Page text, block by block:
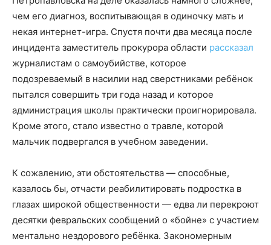
чем его диагноз, воспитывающая в одиночку мать и
некая интернет-игра. Спустя почти два месяца после
инцидента заместитель прокурора области рассказал
журналистам о самоубийстве, которое
подозреваемый в насилии над сверстниками ребёнок
пытался совершить три года назад и которое
администрация школы практически проигнорировала.
Кроме этого, стало известно о травле, которой
мальчик подвергался в учебном заведении.
К сожалению, эти обстоятельства — способные,
казалось бы, отчасти реабилитировать подростка в
глазах широкой общественности — едва ли перекроют
десятки февральских сообщений о «бойне» с участием
ментально нездорового ребёнка. Закономерным